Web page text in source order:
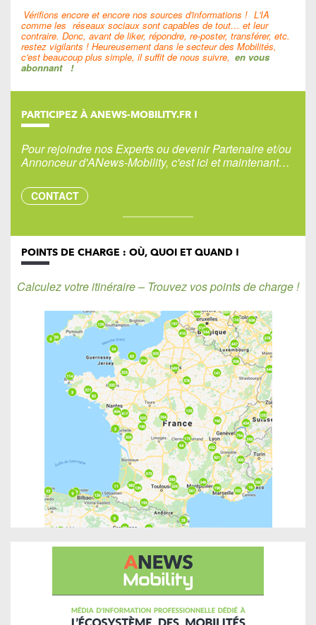
Vérifions encore et encore nos sources d'informations ! L'IA
comme les réseaux sociaux sont capables de tout… et leur
contraire. Donc, avant de liker, répondre, re-poster, transférer, etc.
restez vigilants ! Heureusement dans le secteur des Mobilités,
c'est beaucoup plus simple, il suffit de nous suivre, en vous
abonnant !
PARTICIPEZ À ANEWS-MOBILITY.FR !
Pour rejoindre nos Experts ou devenir Partenaire et/ou
Annonceur d'ANews-Mobility, c'est ici et maintenant…
CONTACT
POINTS DE CHARGE : OÙ, QUOI ET QUAND !
Calculez votre itinéraire – Trouvez vos points de charge !